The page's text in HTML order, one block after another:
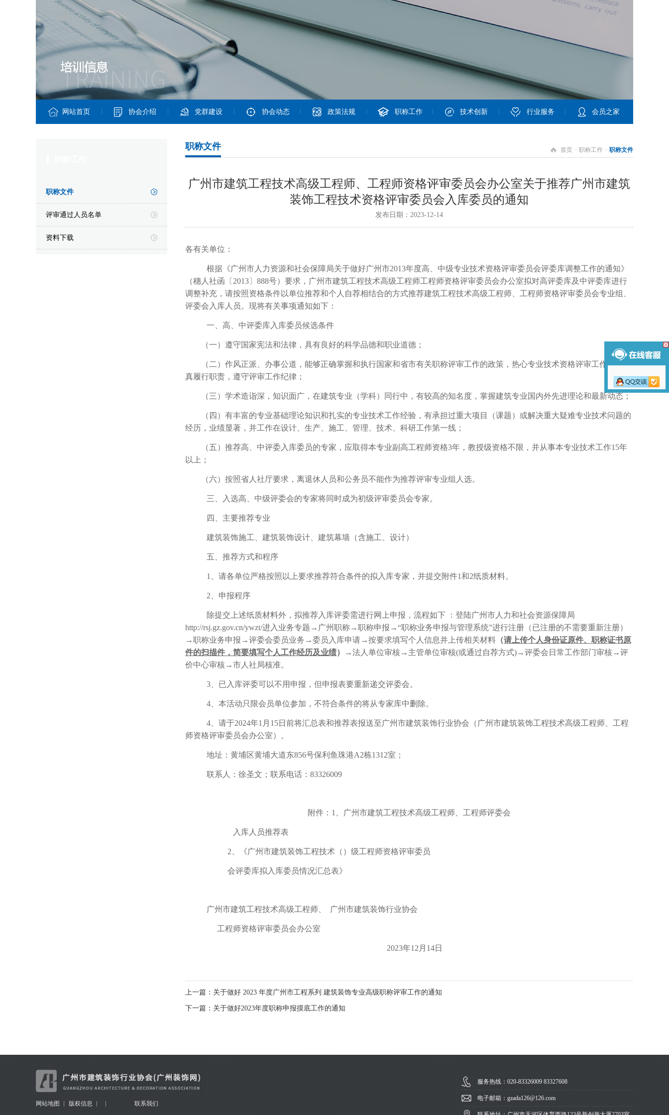
网站首页 协会介绍 党群建设 协会动态 政策法规 职称工作 技术创新 行业服务 会员之家
职称文件
评审通过人员名单
资料下载
首页 > 职称工作 > 职称文件
职称文件
广州市建筑工程技术高级工程师、工程师资格评审委员会办公室关于推荐广州市建筑
装饰工程技术资格评审委员会入库委员的通知
发布日期：2023-12-14
各有关单位：
根据《广州市人力资源和社会保障局关于做好广州市2013年度高、中级专业技术资格评审委员会评委库调整工作的通知》
（穗人社函〔 2013〕 888号）要求，广州市建筑工程技术高级工程师工程师资格评审委员会办公室拟对高评委库及中评委库进行
调整补充，请按照资格条件以单位推荐和个人自荐相结合的方式推荐建筑工程技术高级工程师、工程师资格评审委员会专业组、
评委会入库人员。现将有关事项通知如下：
一、高、中评委库入库委员候选条件
（一）遵守国家宪法和法律，具有良好的科学品德和职业道德；
（二）作风正派、办事公道，能够正确掌握和执行国家和省市有关职称评审工作的政策，热心专业技术资格评审工作，能认
真履行职责，遵守评审工作纪律；
（三）学术造诣深，知识面广，在建筑专业（学科）同行中，有较高的知名度，掌握建筑专业国内外先进理论和最新动态；
（四）有丰富的专业基础理论知识和扎实的专业技术工作经验，有承担过重大项目（课题）或解决重大疑难专业技术问题的
经历，业绩显著，并工作在设计、生产、施工、管理、技术、科研工作第一线；
（五）推荐高、中评委入库委员的专家，应取得本专业副高工程师资格3年，教授级资格不限，并从事本专业技术工作15年
以上；
（六）按照省人社厅要求，离退休人员和公务员不能作为推荐评审专业组人选。
三、入选高、中级评委会的专家将同时成为初级评审委员会专家。
四、主要推荐专业
建筑装饰施工、建筑装饰设计、建筑幕墙（含施工、设计）
五、推荐方式和程序
1、请各单位严格按照以上要求推荐符合条件的拟入库专家，并提交附件1和2纸质材料。
2、申报程序
除提交上述纸质材料外，拟推荐入库评委需进行网上申报，流程如下 ：登陆广州市人力和社会资源保障局
http://rsj.gz.gov.cn/ywzt/进入业务专题→广州职称→职称申报→“职称业务申报与管理系统”进行注册（已注册的不需要重新注册）
→职称业务申报→评委会委员业务→委员入库申请→按要求填写个人信息并上传相关材料 （请上传个人身份证原件、职称证书原
件的扫描件，简要填写个人工作经历及业绩） →法人单位审核→主管单位审核(或通过自荐方式)→评委会日常工作部门审核→评
价中心审核→市人社局核准。
3、已入库评委可以不用申报，但申报表要重新递交评委会。
4、本活动只限会员单位参加，不符合条件的将从专家库中删除。
4、请于2024年1 月 15日前将汇总表和推荐表报送至广州市建筑装饰行业协会（广州市建筑装饰工程技术高级工程师、工程
师资格评审委员会办公室）。
地址：黄埔区黄埔大道东856号保利鱼珠港A2栋1312室；
联系人：徐圣文；联系电话： 83326009
附件： 1 、广州市建筑工程技术高级工程师、工程师评委会
入库人员推荐表
2、《广州市建筑装饰工程技术（）级工程师资格评审委员
会评委库拟入库委员情况汇总表》
广州市建筑工程技术高级工程师、 广州市建筑装饰行业协会
工程师资格评审委员会办公室
2023年12 月 14日
上一篇：关于做好 2023 年度广州市工程系列 建筑装饰专业高级职称评审工作的通知
下一篇：关于做好2023年度职称申报摸底工作的通知
网站地图 版权信息 联系我们
服务热线：020-83326009 83327608
电子邮箱：gzada126@126.com